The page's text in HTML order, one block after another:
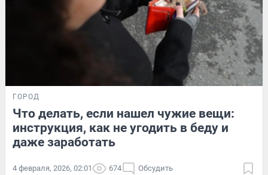
ГОРОД
Что делать, если нашел чужие вещи:
инструкция, как не угодить в беду и
даже заработать
4 февраля, 2026, 02:01 674 Обсудить